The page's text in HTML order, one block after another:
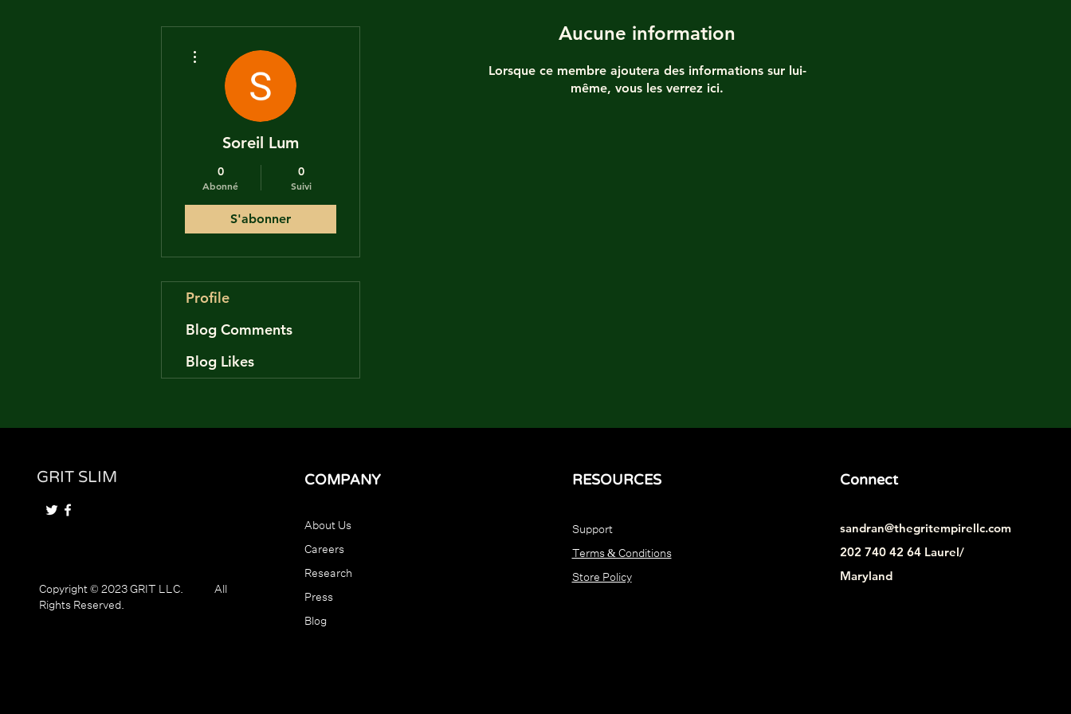
Aucune information
Lorsque ce membre ajoutera des informations sur lui-
même, vous les verrez ici.
Soreil Lum
0
Abonné
0
Suivi
S'abonner
Profile
Blog Comments
Blog Likes
GRIT SLIM
Copyright © 2023 GRIT LLC. All
Rights Reserved.
COMPANY
About Us
Careers
Research
Press
Blog
RESOURCES
Support
Terms & Conditions
Store Policy
Connect
sandran@thegritempirellc.com
202 740 42 64 Laurel/
Maryland